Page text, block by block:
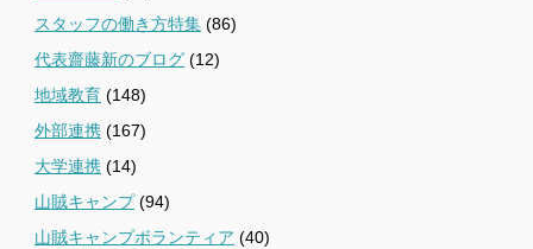
スタッフの働き方特集 (86)
代表齋藤新のブログ (12)
地域教育 (148)
外部連携 (167)
大学連携 (14)
山賊キャンプ(94)
山賊キャンプボランティア (40)